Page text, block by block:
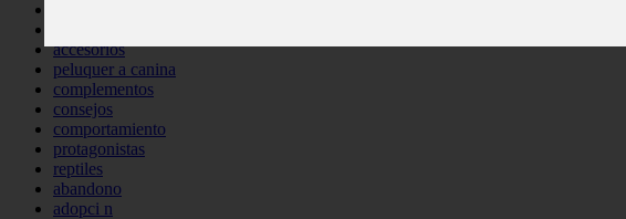
accesorios
peluquer a canina
complementos
consejos
comportamiento
protagonistas
reptiles
abandono
adopci n